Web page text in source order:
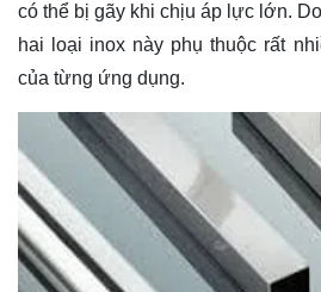
có thể bị gãy khi chịu áp lực lớn.
hai loại inox này phụ thuộc rất
của từng ứng dụng.